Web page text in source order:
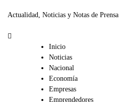
Actualidad, Noticias y Notas de Prensa
Inicio
Noticias
Nacional
Economía
Empresas
Emprendedores